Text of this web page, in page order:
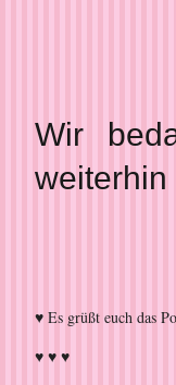
Wir
weiterhin
♥ Es grüßt euch das
♥ ♥ ♥